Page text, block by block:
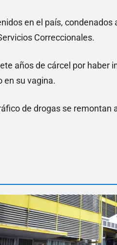
en el país, condenados
Correccionales.
años de cárcel por haber
en su vagina.
de drogas se remontan